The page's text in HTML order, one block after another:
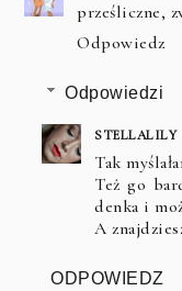
prześliczne,
Odpowiedz
Odpowiedzi
STELLALILY
Tak
Też go
denka i
A
ODPOWIEDZ